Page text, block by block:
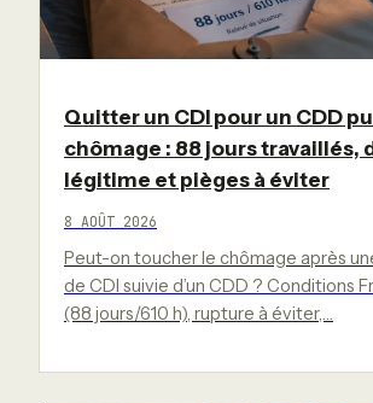
Quitter un CDI pour un CDD
chômage : 88 jours travaillés,
légitime et pièges à éviter
8 AOÛT 2026
Peut-on toucher le chômage après
de CDI suivie d’un CDD ? Conditions
(88 jours/610 h), rupture à éviter,…